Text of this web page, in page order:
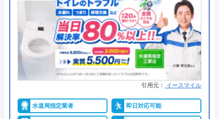
●支払い方法
現金、クレジットカード、コンビ
ニ後払い、QRコード決済
●累計実績
提携先は大手企業との法人契約多
数
●保証・保険
商品保証最長10年・施工保証最長5
年
詳細は公式HPでご確認ください
引用元： イースマイル
水道局指定業者 即日対応可能